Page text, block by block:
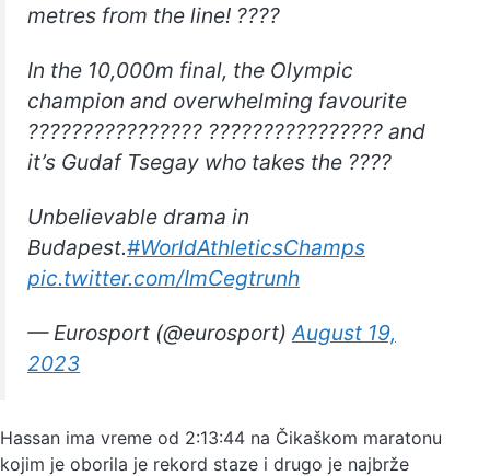
metres from the line! ????
In the 10,000m final, the Olympic
champion and overwhelming favourite
???????????????? ???????????????? and
it’s Gudaf Tsegay who takes the ????
Unbelievable drama in
Budapest.#WorldAthleticsChamps
pic.twitter.com/ImCegtrunh
— Eurosport (@eurosport) August 19,
2023
Hassan ima vreme od 2:13:44 na Čikaškom maratonu
kojim je oborila je rekord staze i drugo je najbrže